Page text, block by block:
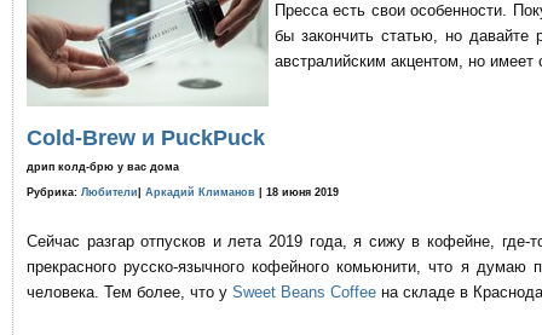
Пресса есть свои особенности.
бы закончить статью, но давайте
австралийским акцентом, но имеет
Cold-Brew и PuckPuck
дрип колд-брю у вас дома
Рубрика: Любители Аркадий Климанов | 18 июня 2019
Сейчас разгар отпусков и лета 2019 года, я сижу в кофейне,
прекрасного русско-язычного кофейного комьюнити, что я
человека. Тем более, что у Sweet Beans Coffee на складе в